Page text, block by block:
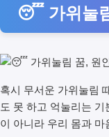
😴 가위눌
혹시 무서운 가위눌림
도 못 하고 억눌리는
이 아니라 우리 몸과